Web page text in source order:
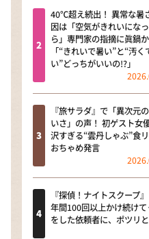
40℃超え続出！ 異常な暑
因は「空気がきれいにな
ら」専門家の指摘に眞鍋
「“きれいで暑い”と“汚く
い”どっちがいいの!?」
『旅サラダ』で「異次元
いさ」の声！ 初ゲスト女
沢すぎる“雲丹しゃぶ”食
おちゃめ発言
『探偵！ナイトスクープ
年間100回以上かけ続け
をした依頼者に、ポツリ